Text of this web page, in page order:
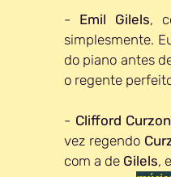
- Emil Gilels,
simplesmente.
do piano antes
o regente
- Clifford Curzon
vez regendo
com a de Gilels,